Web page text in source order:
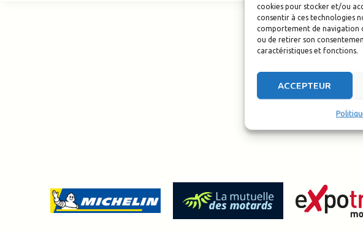
cookies pour stocker et/ou
consentir à ces technologies
comportement de navigation
ou de retirer son
caractéristiques et fonctions.
ACCEPTEUR